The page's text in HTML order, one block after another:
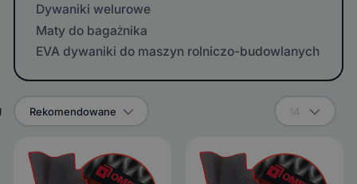
Dywaniki welurowe
Maty do bagażnika
EVA dywaniki do maszyn rolniczo-budowlanych
Rekomendowane